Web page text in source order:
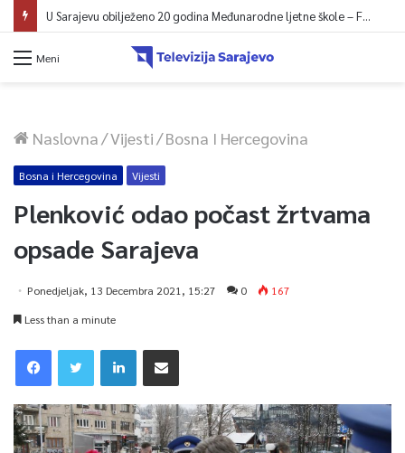
U Sarajevu obilježeno 20 godina Međunarodne ljetne škole – Fokus na izazovima međunarodne pravde
Meni
Naslovna/Vijesti/Bosna I Hercegovina
Bosna i Hercegovina Vijesti
Plenković odao počast žrtvama
opsade Sarajeva
Ponedjeljak, 13 Decembra 2021, 15:27 0
167
Less than a minute